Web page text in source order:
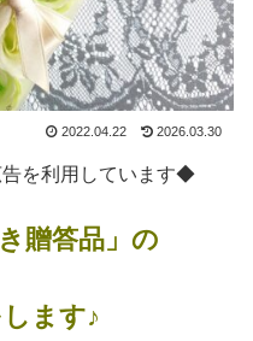
2022.04.22 2026.03.30
を利用しています◆
贈答品」の
ます♪